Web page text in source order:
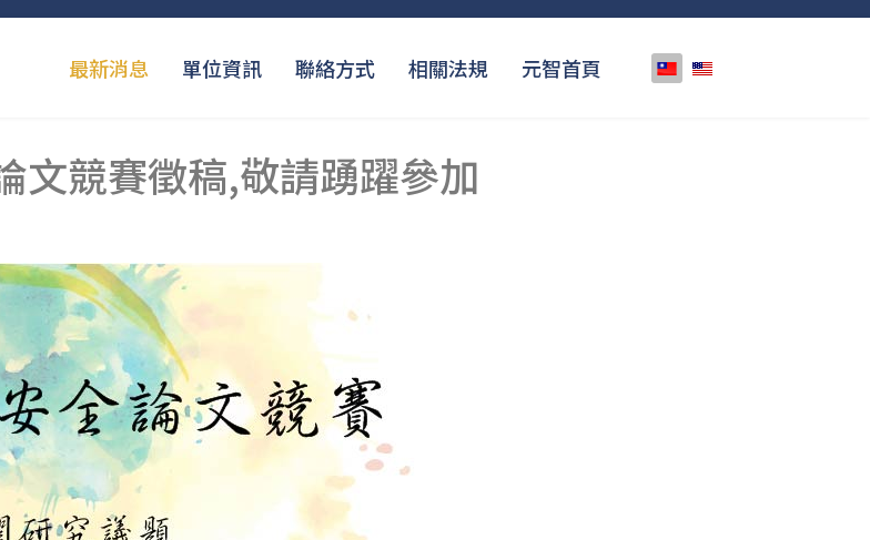
最新消息 單位資訊 聯絡方式 相關法規 元智首頁 選擇你的語言
文競賽徵稿,敬請踴躍參加